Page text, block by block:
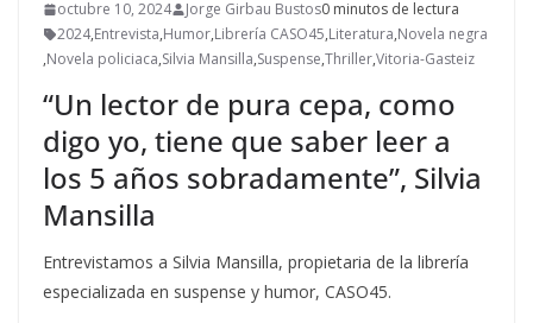
octubre 10, 2024 Jorge Girbau Bustos0 minutos de lectura
2024,Entrevista,Humor,Librería CASO45,Literatura,Novela negra
,Novela policiaca,Silvia Mansilla,Suspense,Thriller,Vitoria-Gasteiz
“Un lector de pura cepa, como
digo yo, tiene que saber leer a
los 5 años sobradamente”, Silvia
Mansilla
Entrevistamos a Silvia Mansilla, propietaria de la librería
especializada en suspense y humor, CASO45.